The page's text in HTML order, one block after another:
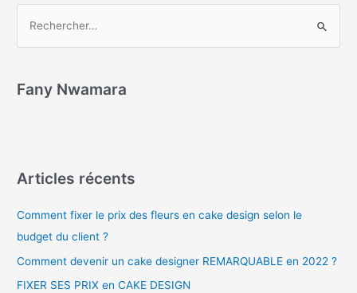
Fany Nwamara
Articles récents
Comment fixer le prix des fleurs en cake design selon le
budget du client ?
Comment devenir un cake designer REMARQUABLE en 2022 ?
FIXER SES PRIX en CAKE DESIGN